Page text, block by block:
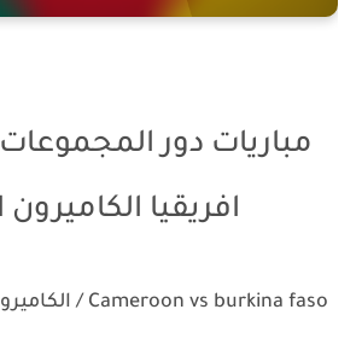
مباريات دور
افريقيا الكاميرون 2021
Cameroon vs burkina faso / الكاميرون - بوركينا فاسو